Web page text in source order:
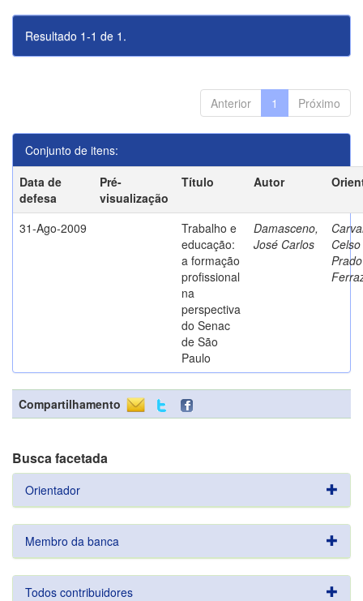
Resultado 1-1 de 1.
Anterior 1 Próximo
Conjunto de itens:
Data de
defesa
Pré-
visualização
Título Autor
31-Ago-2009
Trabalho e
educação:
a formação
profissional
na
perspectiva
do Senac
de São
Paulo
Damasceno,
José Carlos
Prado
Compartilhamento
Busca facetada
Orientador
Membro da banca
Todos contribuidores